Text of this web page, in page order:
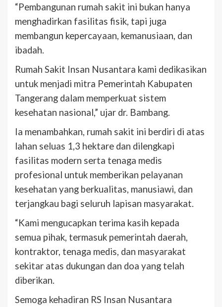
“Pembangunan rumah sakit ini bukan hanya
menghadirkan fasilitas fisik, tapi juga
membangun kepercayaan, kemanusiaan, dan
ibadah.
Rumah Sakit Insan Nusantara kami dedikasikan
untuk menjadi mitra Pemerintah Kabupaten
Tangerang dalam memperkuat sistem
kesehatan nasional,” ujar dr. Bambang.
Ia menambahkan, rumah sakit ini berdiri di atas
lahan seluas 1,3 hektare dan dilengkapi
fasilitas modern serta tenaga medis
profesional untuk memberikan pelayanan
kesehatan yang berkualitas, manusiawi, dan
terjangkau bagi seluruh lapisan masyarakat.
“Kami mengucapkan terima kasih kepada
semua pihak, termasuk pemerintah daerah,
kontraktor, tenaga medis, dan masyarakat
sekitar atas dukungan dan doa yang telah
diberikan.
Semoga kehadiran RS Insan Nusantara